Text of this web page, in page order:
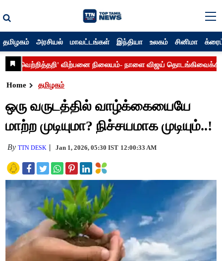
தமிழகம் அரசியல் மாவட்டங்கள் இந்தியா உலகம் சினிமா
Home தமிழகம்
ஒரு வருடத்தில் வாழ்க்கையையே
மாற்ற முடியுமா? நிச்சயமாக முடியும்..!
ByTTN DESK Jan 1, 2026, 05:30 IST 12:00:33 AM